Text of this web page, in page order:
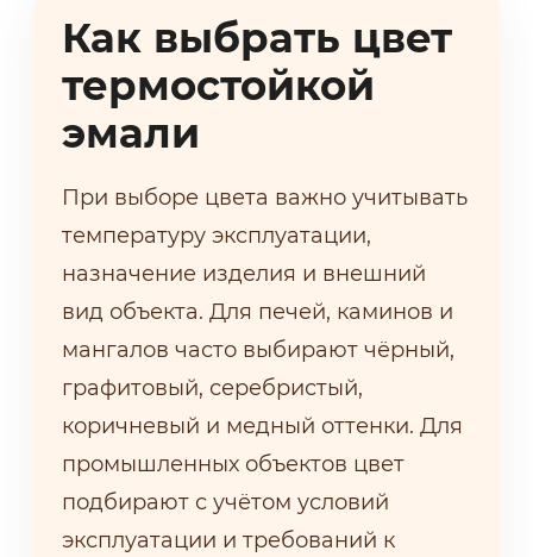
Как выбрать цвет
термостойкой
эмали
При выборе цвета важно учитывать
температуру эксплуатации,
назначение изделия и внешний
вид объекта. Для печей, каминов и
мангалов часто выбирают чёрный,
графитовый, серебристый,
коричневый и медный оттенки. Для
промышленных объектов цвет
подбирают с учётом условий
эксплуатации и требований к